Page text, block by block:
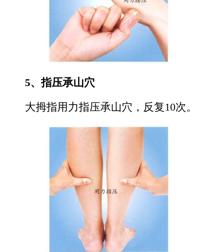
5、指压承山穴
大拇指用力指压承山穴，反复10次。